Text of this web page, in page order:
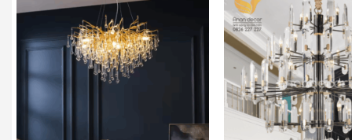
đầy tính
chế tác
Tư
An An
và sản